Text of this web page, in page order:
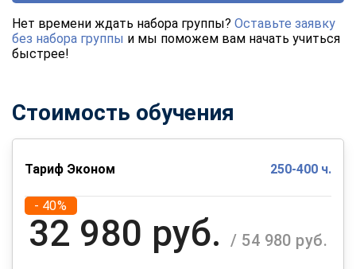
Нет времени ждать набора группы? Оставьте заявку
без набора группы и мы поможем вам начать учиться
быстрее!
Стоимость обучения
Тариф Эконом 250-400 ч.
- 40%
32 980 руб. / 54 980 руб.